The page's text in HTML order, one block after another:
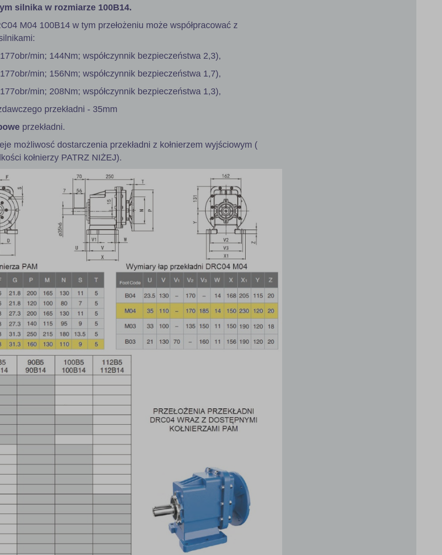
silnika w rozmiarze 100B14.
M04 100B14 w tym przełożeniu może współpracować z
min; 144Nm; współczynnik bezpieczeństwa 2,3),
min; 156Nm; współczynnik bezpieczeństwa 1,7),
min; 208Nm; współczynnik bezpieczeństwa 1,3),
przekładni - 35mm
przekładni.
możliwosć dostarczenia przekładni z kołnierzem wyjściowym (
kołnierzy PATRZ NIŻEJ).